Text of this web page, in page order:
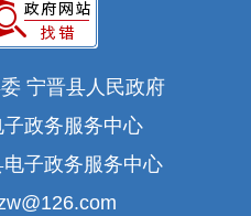
宁晋县人民政府
政务服务中心
子政务服务中心